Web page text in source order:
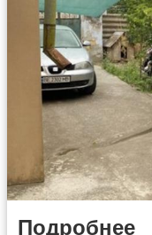
Подробнее